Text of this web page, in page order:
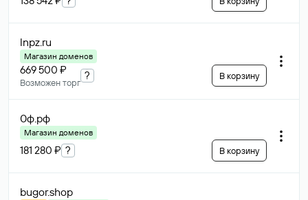
lnpz.ru
Магазин доменов
669 500 ₽
Возможен торг
? В корзину
0ф.рф
Магазин доменов
181 280 ₽ ? В корзину
bugor.shop